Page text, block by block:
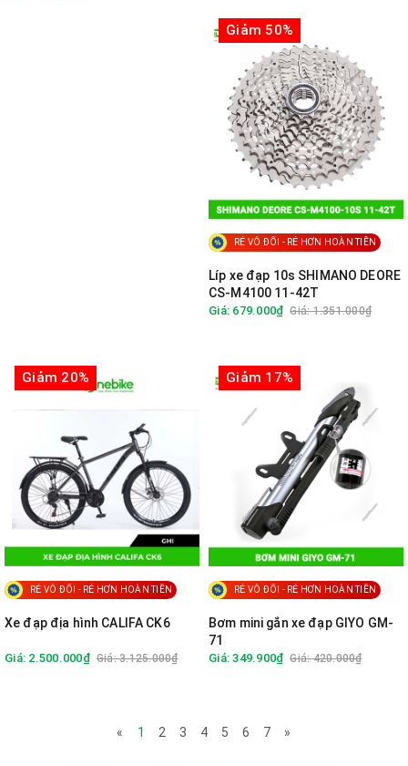
Giảm 50%
RẺ VÔ ĐỐI - RẺ HƠN HOÀN TIỀN
Líp xe đạp 10s SHIMANO DEORE
CS-M4100 11-42T
Giá: 679.000₫ Giá: 1.351.000₫
Giảm 20%
RẺ VÔ ĐỐI - RẺ HƠN HOÀN TIỀN
Xe đạp địa hình CALIFA CK6
Giá: 2.500.000₫ Giá: 3.125.000₫
Giảm 17%
RẺ VÔ ĐỐI - RẺ HƠN HOÀN TIỀN
Bơm mini gắn xe đạp GIYO GM-
71
Giá: 349.900₫ Giá: 420.000₫
« 1 2 3 4 5 6 7 »